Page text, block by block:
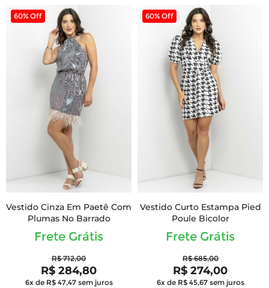
60% Off
Vestido Cinza Em Paetê Com
Plumas No Barrado
Frete Grátis
R$ 712,00
R$ 284,80
6x de R$ 47,47 sem juros
60% Off
Vestido Curto Estampa Pied
Poule Bicolor
Frete Grátis
R$ 685,00
R$ 274,00
6x de R$ 45,67 sem juros